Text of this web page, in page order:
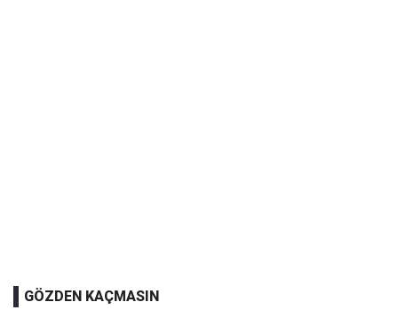
GÖZDEN KAÇMASIN